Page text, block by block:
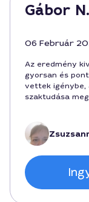
Gábor N.
06 Február
Az eredmény
gyorsan és
vettek igénybe,
szaktudása